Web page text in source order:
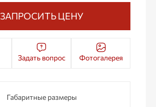
Задать вопрос Фотогалерея
ЗАПРОСИТЬ ЦЕНУ
Габаритные размеры